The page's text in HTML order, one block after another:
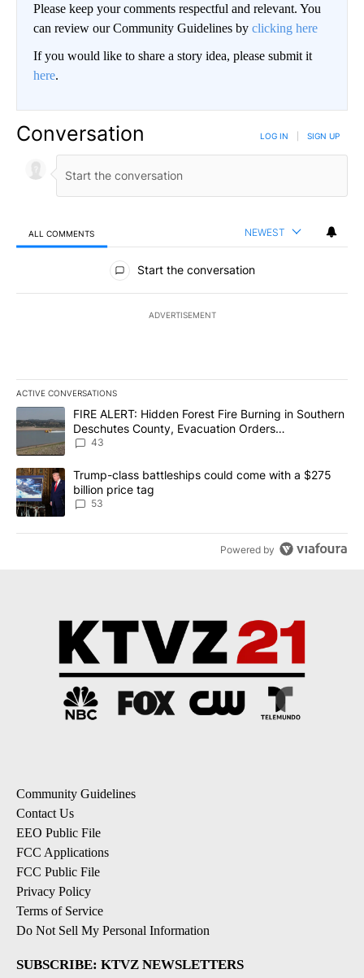
Please keep your comments respectful and relevant. You
can review our Community Guidelines by clicking here
If you would like to share a story idea, please submit it
here.
Conversation LOG IN SIGN UP
ALL COMMENTS NEWEST
All Comments
Start the conversation
ADVERTISEMENT
ACTIVE CONVERSATIONS
The following is a list of the most commented articles in the last
A trending article titled "FIRE ALERT: Hidden Forest Fire
FIRE ALERT: Hidden Forest Fire Burning in Southern
Deschutes County, Evacuation Orders
Implemented
43
A trending article titled "Trump-class battleships could come
Trump-class battleships could come with a $275
billion price tag
53
Powered by
Community Guidelines
Contact Us
EEO Public File
FCC Applications
FCC Public File
Privacy Policy
Terms of Service
Do Not Sell My Personal Information
SUBSCRIBE: KTVZ NEWSLETTERS